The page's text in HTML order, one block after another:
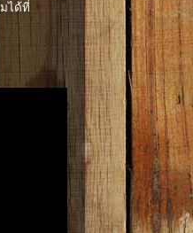
ได้ที่